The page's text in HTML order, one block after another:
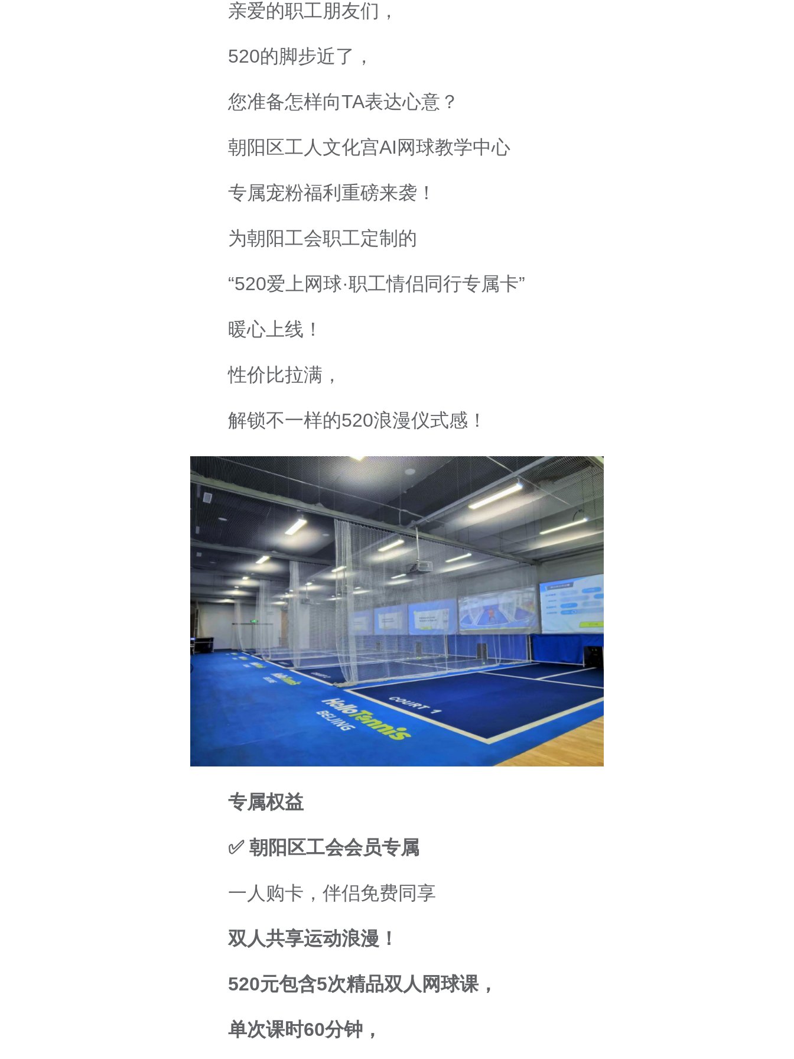
亲爱的职工朋友们，
520的脚步近了，
您准备怎样向TA表达心意？
朝阳区工人文化宫AI网球教学中心
专属宠粉福利重磅来袭！
为朝阳工会职工定制的
“520爱上网球·职工情侣同行专属卡”
暖心上线！
性价比拉满，
解锁不一样的520浪漫仪式感！
专属权益
✅ 朝阳区工会会员专属
一人购卡，伴侣免费同享
双人共享运动浪漫！
520元包含5次精品双人网球课，
单次课时60分钟，